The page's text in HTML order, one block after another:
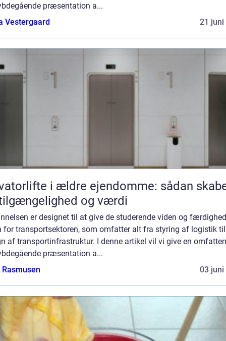
præsentation a...
Vestergaard
21 juni
i ældre ejendomme: sådan
og værdi
er designet til at give de studerende viden og
for transportsektoren, som omfatter alt fra styring af logistik til
af transportinfrastruktur. I denne artikel vil vi give en
præsentation a...
03 juni